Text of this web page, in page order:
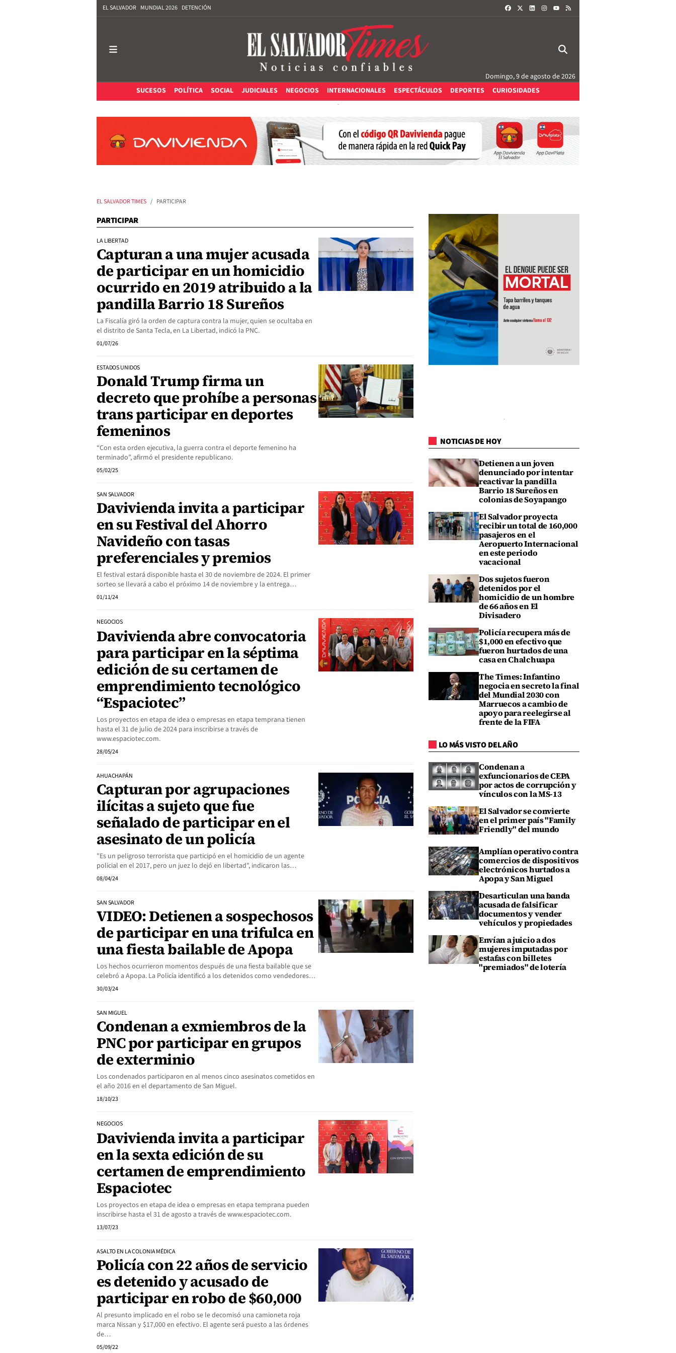
EL SALVADOR MUNDIAL 2026 DETENCIÓN FACEBOOKLINKEDININSTAGRAM
Domingo, 9 de agosto de 2026
SUCESOS
POLÍTICA SOCIAL JUDICIALES NEGOCIOS INTERNACIONALES ESPECTÁCULOS DEPORTES CURIOSIDADES
EL SALVADOR TIMES PARTICIPAR
PARTICIPAR
LA LIBERTAD
Capturan a una mujer acusada
de participar en un homicidio
ocurrido en 2019 atribuido a la
pandilla Barrio 18 Sureños
La Fiscalía giró la orden de captura contra la mujer, quien se ocultaba en
el distrito de Santa Tecla, en La Libertad, indicó la PNC.
01/07/26
ESTADOS UNIDOS
Donald Trump firma un
decreto que prohíbe a personas
trans participar en deportes
femeninos
“Con esta orden ejecutiva, la guerra contra el deporte femenino ha
terminado”, afirmó el presidente republicano.
05/02/25
SAN SALVADOR
Davivienda invita a participar
en su Festival del Ahorro
Navideño con tasas
preferenciales y premios
El festival estará disponible hasta el 30 de noviembre de 2024. El primer
sorteo se llevará a cabo el próximo 14 de noviembre y la entrega…
01/11/24
NEGOCIOS
Davivienda abre convocatoria
para participar en la séptima
edición de su certamen de
emprendimiento tecnológico
“Espaciotec”
Los proyectos en etapa de idea o empresas en etapa temprana tienen
hasta el 31 de julio de 2024 para inscribirse a través de
www.espaciotec.com.
28/05/24
AHUACHAPÁN
Capturan por agrupaciones
ilícitas a sujeto que fue
señalado de participar en el
asesinato de un policía
"Es un peligroso terrorista que participó en el homicidio de un agente
policial en el 2017, pero un juez lo dejó en libertad", indicaron las…
08/04/24
SAN SALVADOR
VIDEO: Detienen a sospechosos
de participar en una trifulca en
una fiesta bailable de Apopa
Los hechos ocurrieron momentos después de una fiesta bailable que se
celebró a Apopa. La Policía identificó a los detenidos como vendedores…
30/03/24
SAN MIGUEL
Condenan a exmiembros de la
PNC por participar en grupos
de exterminio
Los condenados participaron en al menos cinco asesinatos cometidos en
el año 2016 en el departamento de San Miguel.
18/10/23
NEGOCIOS
Davivienda invita a participar
en la sexta edición de su
certamen de emprendimiento
Espaciotec
Los proyectos en etapa de idea o empresas en etapa temprana pueden
inscribirse hasta el 31 de agosto a través de www.espaciotec.com.
13/07/23
ASALTO EN LA COLONIA MÉDICA
Policía con 22 años de servicio
es detenido y acusado de
participar en robo de $60,000
Al presunto implicado en el robo se le decomisó una camioneta roja
marca Nissan y $17,000 en efectivo. El agente será puesto a las órdenes
de…
05/09/22
NOTICIAS DE HOY
Detienen a un joven
denunciado por intentar
reactivar la pandilla
Barrio 18 Sureños en
colonias de Soyapango
El Salvador proyecta
recibir un total de 160,000
pasajeros en el
Aeropuerto Internacional
en este periodo
vacacional
Dos sujetos fueron
detenidos por el
homicidio de un hombre
de 66 años en El
Divisadero
Policía recupera más de
$1,000 en efectivo que
fueron hurtados de una
casa en Chalchuapa
The Times: Infantino
negocia en secreto la final
del Mundial 2030 con
Marruecos a cambio de
apoyo para reelegirse al
frente de la FIFA
LO MÁS VISTO DEL AÑO
Condenan a
exfuncionarios de CEPA
por actos de corrupción y
vínculos con la MS-13
El Salvador se convierte
en el primer país "Family
Friendly" del mundo
Amplían operativo contra
comercios de dispositivos
electrónicos hurtados a
Apopa y San Miguel
Desarticulan una banda
acusada de falsificar
documentos y vender
vehículos y propiedades
Envían a juicio a dos
mujeres imputadas por
estafas con billetes
"premiados" de lotería